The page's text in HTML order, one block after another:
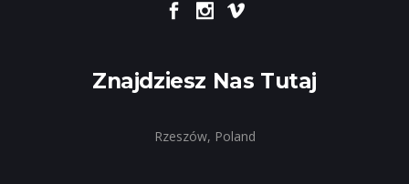
Znajdziesz Nas Tutaj
Rzeszów, Poland